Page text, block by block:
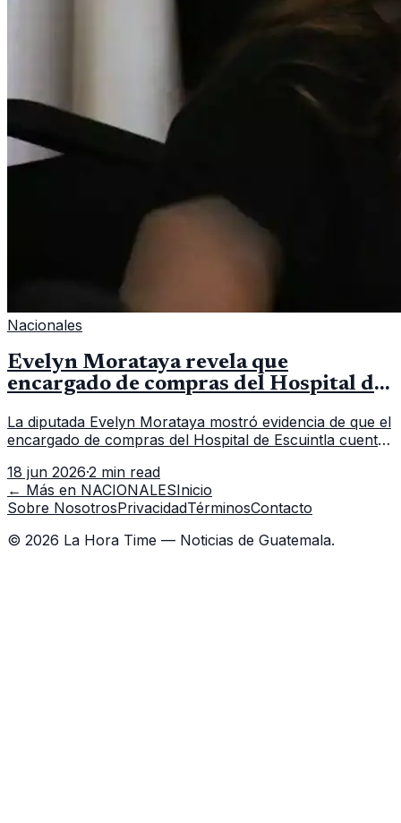
Nacionales
Evelyn Morataya revela que
encargado de compras del Hospital de
La diputada Evelyn Morataya mostró evidencia de que el
encargado de compras del Hospital de Escuintla cuenta
capacitación en la capital.
18 jun 2026·2 min read
← Más en NACIONALESInicio
Sobre NosotrosPrivacidadTérminosContacto
© 2026 La Hora Time — Noticias de Guatemala.